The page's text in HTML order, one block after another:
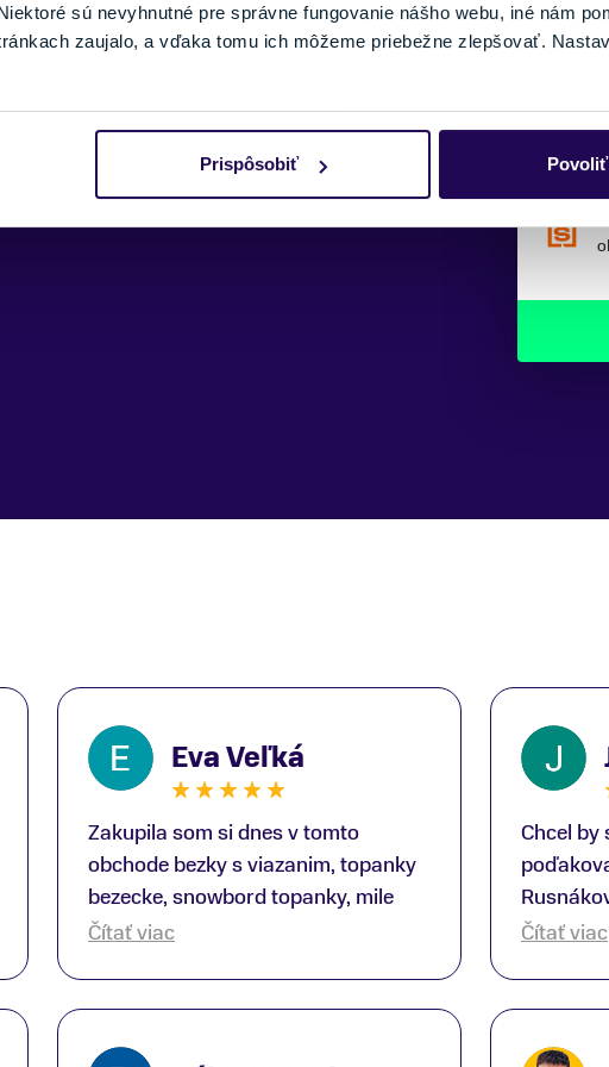
sú nevyhnutné pre správne fungovanie nášho webu, iné nám
zaujalo, a vďaka tomu ich môžeme priebežne zlepšovať.
Prispôsobiť
Eva Veľká
Zakupila som si dnes v tomto
obchode bezky s viazanim, topanky
bezecke, snowbord topanky, mile
prekvapenie ako Peter, ktory nas
Čítať viac
Chcel by
bike-
otázky
Čítať viac